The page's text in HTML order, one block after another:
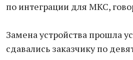
по интеграции для МКС,
Замена устройства прошла
сдавались заказчику по